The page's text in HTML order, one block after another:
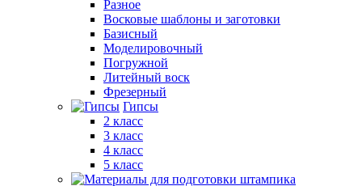
Разное
Восковые шаблоны и заготовки
Базисный
Моделировочный
Погружной
Литейный воск
Фрезерный
Гипсы
2 класс
3 класс
4 класс
5 класс